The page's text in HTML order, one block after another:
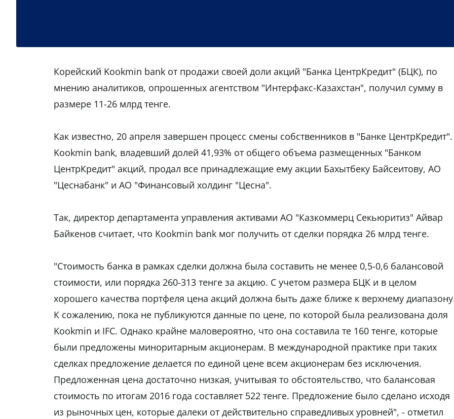
Корейский Kookmin bank от продажи своей доли акций "Банка ЦентрКредит" (БЦК), по
мнению аналитиков, опрошенных агентством "Интерфакс-Казахстан", получил сумму в
размере 11-26 млрд тенге.
Как известно, 20 апреля завершен процесс смены собственников в "Банке ЦентрКредит".
Kookmin bank, владевший долей 41,93% от общего объема размещенных "Банком
ЦентрКредит" акций, продал все принадлежащие ему акции Бахытбеку Байсеитову, АО
"Цеснабанк" и АО "Финансовый холдинг "Цесна".
Так, директор департамента управления активами АО "Казкоммерц Секьюритиз" Айвар
Байкенов считает, что Kookmin bank мог получить от сделки порядка 26 млрд тенге.
"Стоимость банка в рамках сделки должна была составить не менее 0,5-0,6 балансовой
стоимости, или порядка 260-313 тенге за акцию. С учетом размера БЦК и в целом
хорошего качества портфеля цена акций должна быть даже ближе к верхнему
К сожалению, пока не публикуются данные по цене, по которой была реализована доля
Kookmin и IFC. Однако крайне маловероятно, что она составила те 160 тенге, которые
были предложены миноритарным акционерам. В международной практике при таких
сделках предложение делается по единой цене всем акционерам без исключения.
Предложенная цена достаточно низкая, учитывая то обстоятельство, что балансовая
стоимость по итогам 2016 года составляет 522 тенге. Предложение было сделано исходя
из рыночных цен, которые далеки от действительно справедливых уровней", - отметил